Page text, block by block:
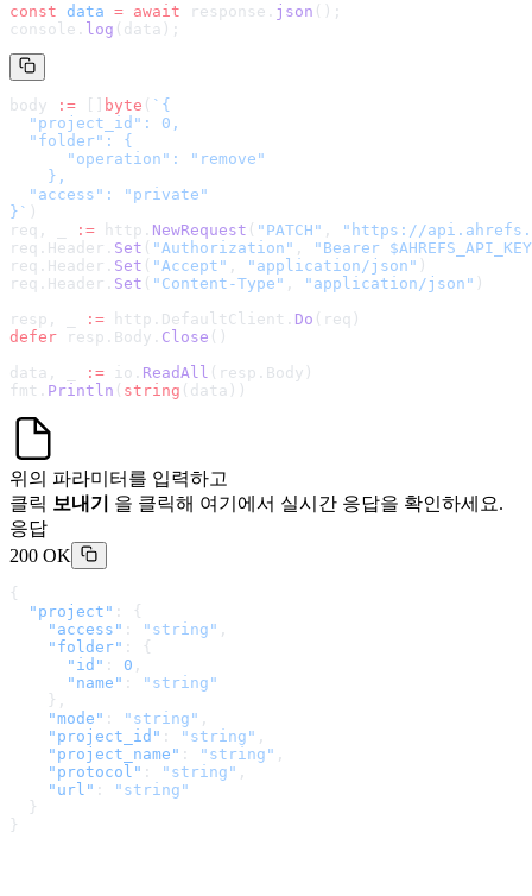
const data = await response. json ();
console. log (data);
body := byte ( ` {
  "project_id": 0,
  "folder": {
      "operation": "remove"
    },
  "access": "private"
} ` )
req, _
:= http. NewRequest ( "PATCH" , " https://
req.Header. Set ( "Authorization" ,
"Bearer
req.Header. Set ( "Accept" , "application/json" )
req.Header. Set ( "Content-Type" , "application/json" )
resp, _
:= http.DefaultClient. Do (req)
defer resp.Body. Close ()
data, _
:= io. ReadAll (resp.Body)
fmt. Println ( string (data))
위의 파라미터를 입력하고
클릭 보내기
을 클릭해 여기에서 실시간 응답을 확인하세요.
응답
200 OK
{
  "project"
: {
    "access"
: "string" ,
    "folder"
: {
      "id"
: 0 ,
      "name"
:
"string"
    },
    "mode"
: "string" ,
    "project_id"
: "string" ,
    "project_name"
: "string" ,
    "protocol"
: "string" ,
    "url"
:
"string"
  }
}